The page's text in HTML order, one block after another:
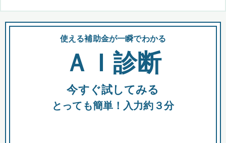
都道府県
全国の検索結果を含めて表示
助成金 融資 出資
使える補助金が一瞬でわかる
ＡＩ診断
今すぐ試してみる
とっても簡単！入力約３分